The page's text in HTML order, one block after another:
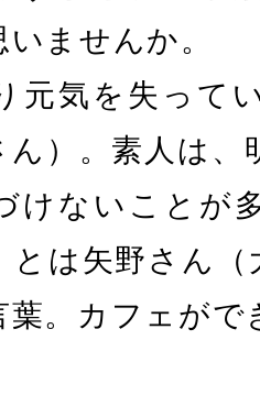
ませんか。
元気を失って
ん）。素人は
けないことが
とは矢野さん
葉。カフェがで